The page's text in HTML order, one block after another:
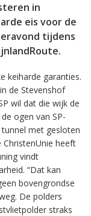
in
eis voor de
tijdens
keiharde garanties.
de Stevenshof
wil dat die wijk de
ogen van SP-
tunnel met gesloten
heeft
vindt
“Dat kan
bovengrondse
De polders
straks